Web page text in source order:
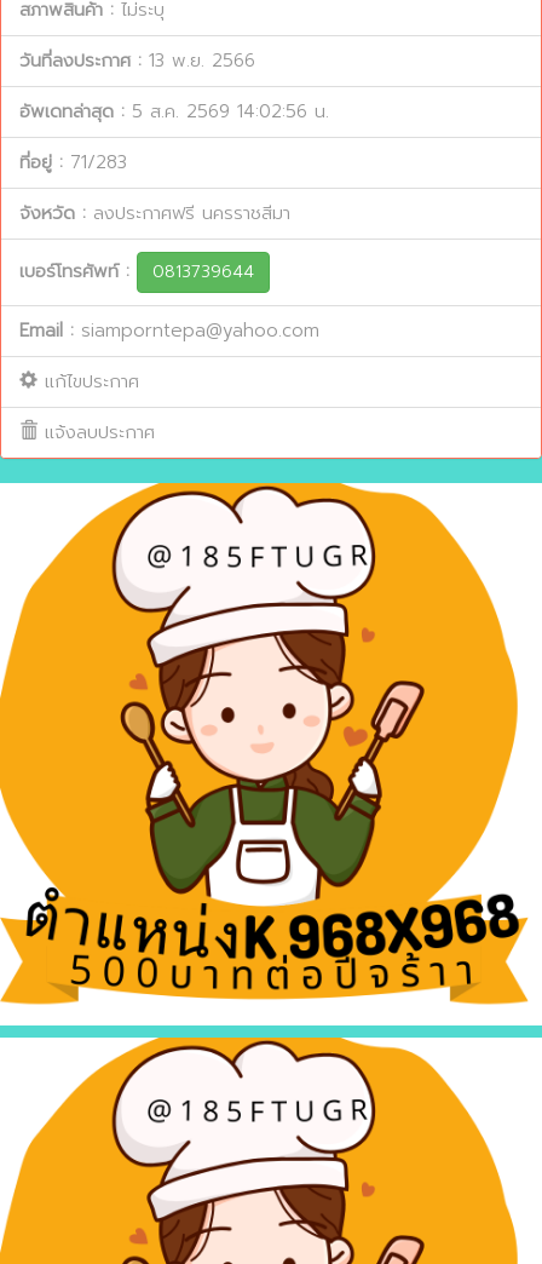
สภาพสินค้า : ไม่ระบุ
วันที่ลงประกาศ : 13 พ.ย. 2566
อัพเดทล่าสุด : 5 ส.ค. 2569 14:02:56 น.
ที่อยู่ : 71/283
จังหวัด : ลงประกาศฟรี นครราชสีมา
เบอร์โทรศัพท์ : 0813739644
Email : siamporntepa@yahoo.com
แก้ไขประกาศ
แจ้งลบประกาศ